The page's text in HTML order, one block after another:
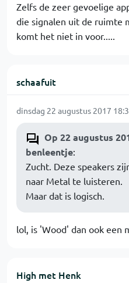
Zelfs de zeer gevoelige
die signalen uit de ruimte
komt het niet in voor.....
schaafuit
dinsdag 22 augustus 2017
Op 22 augustus
benleentje:
Zucht. Deze speakers
naar Metal te luisteren.
Maar dat is logisch.
lol, is 'Wood' dan ook een
High met Henk